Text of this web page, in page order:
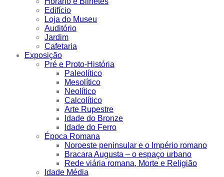
Edifício
Loja do Museu
Auditório
Jardim
Cafetaria
Exposição
Pré e Proto-História
Paleolítico
Mesolítico
Neolítico
Calcolítico
Arte Rupestre
Idade do Bronze
Idade do Ferro
Época Romana
Noroeste peninsular e o Império romano
Bracara Augusta – o espaço urbano
Rede viária romana, Morte e Religião
Idade Média